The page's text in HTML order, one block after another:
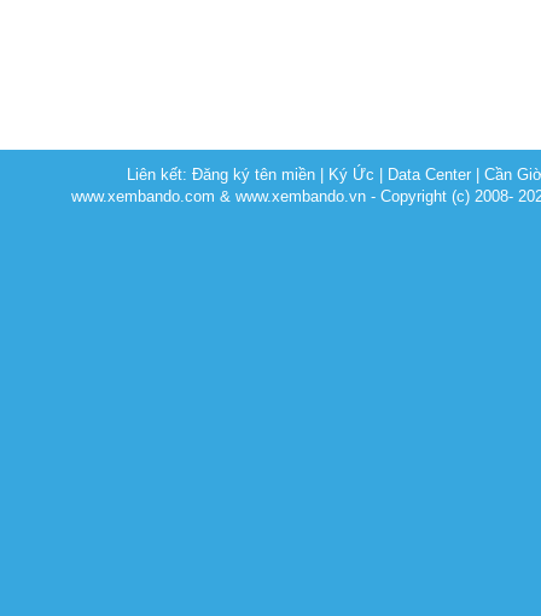
Liên kết:Đăng ký tên miền Ký Ức Data Center |Cần
www.xembando.com & www.xembando.vn - Copyright (c) 2008-